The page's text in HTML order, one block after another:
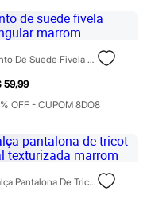
Cinto De Suede Fivela Retangular Marrom
59,99
OFF - CUPOM 8DO8
Calça Pantalona De Tricot Floral Texturizada Marrom